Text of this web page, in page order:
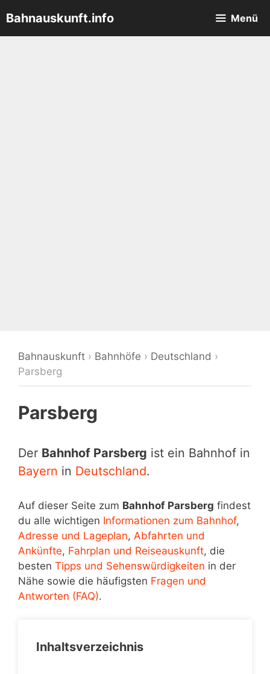
Inhalt
springen
Bahnauskunft.info Menü
Bahnauskunft › Bahnhöfe › Deutschland ›
Parsberg
Parsberg
Der Bahnhof Parsberg ist ein Bahnhof in
Bayern in Deutschland.
Auf dieser Seite zum Bahnhof Parsberg findest
du alle wichtigen Informationen zum Bahnhof,
Adresse und Lageplan, Abfahrten und
Ankünfte, Fahrplan und Reiseauskunft, die
besten Tipps und Sehenswürdigkeiten in der
Nähe sowie die häufigsten Fragen und
Antworten (FAQ).
Inhaltsverzeichnis